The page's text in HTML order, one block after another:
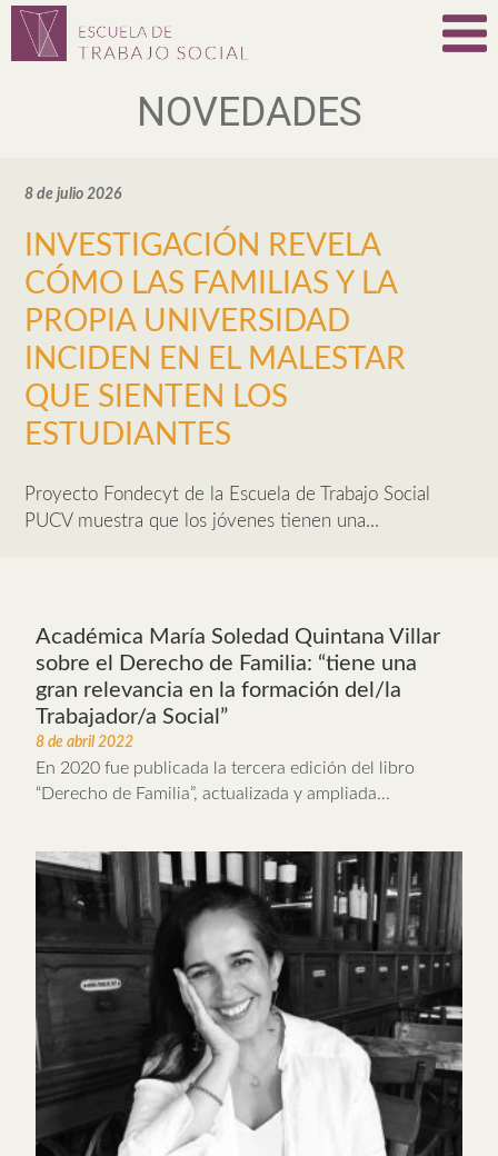
NOVEDADES
8 de julio 2026
INVESTIGACIÓN REVELA
CÓMO LAS FAMILIAS Y LA
PROPIA UNIVERSIDAD
INCIDEN EN EL MALESTAR
QUE SIENTEN LOS
ESTUDIANTES
Proyecto Fondecyt de la Escuela de Trabajo Social
PUCV muestra que los jóvenes tienen una...
Académica María Soledad Quintana Villar
sobre el Derecho de Familia: “tiene una
gran relevancia en la formación del/la
Trabajador/a Social”
8 de abril 2022
En 2020 fue publicada la tercera edición del libro
“Derecho de Familia”, actualizada y ampliada...